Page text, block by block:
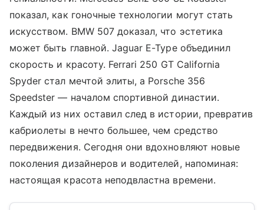
показал, как гоночные технологии могут стать
искусством. BMW 507 доказал, что эстетика
может быть главной. Jaguar E-Type объединил
скорость и красоту. Ferrari 250 GT California
Spyder стал мечтой элиты, а Porsche 356
Speedster — началом спортивной династии.
Каждый из них оставил след в истории, превратив
кабриолеты в нечто большее, чем средство
передвижения. Сегодня они вдохновляют новые
поколения дизайнеров и водителей, напоминая:
настоящая красота неподвластна времени.